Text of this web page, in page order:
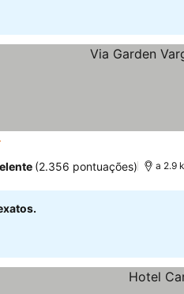
(2.356 pontuações) a 2.9